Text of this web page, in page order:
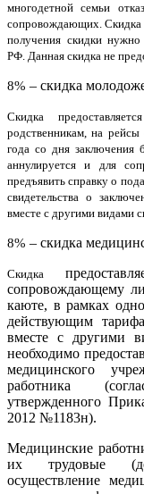
многодетной семьи
сопровождающих. Скидка
получения скидки нужно
РФ. Данная скидка не
8% – скидка
Скидка
родственникам, на рейсы
года со дня заключения
аннулируется и для
предъявить справку о
свидетельства о
вместе с другими видами
8% – скидка
Cкидка
сопровождающему
каюте, в рамках
действующим
вместе с другими
необходимо
медицинского
работника
утвержденного
2012 №1183н).
Медицинские
их трудовые
осуществление